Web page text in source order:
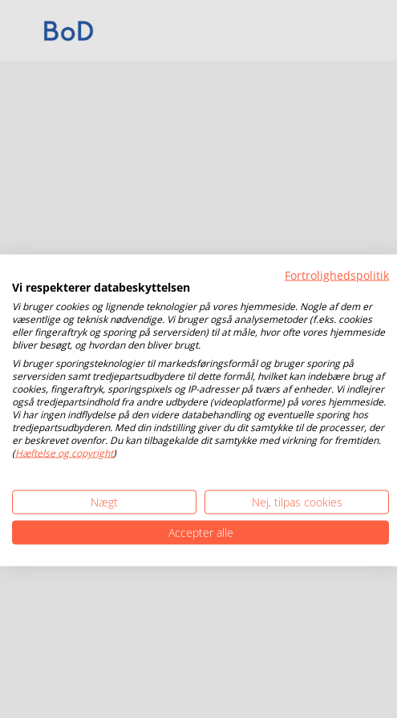
Fortrolighedspolitik
Vi respekterer databeskyttelsen
Vi bruger cookies og lignende teknologier på vores hjemmeside. Nogle af dem er
væsentlige og teknisk nødvendige. Vi bruger også analysemetoder (f.eks. cookies
eller fingeraftryk og sporing på serversiden) til at måle, hvor ofte vores hjemmeside
bliver besøgt, og hvordan den bliver brugt.
Vi bruger sporingsteknologier til markedsføringsformål og bruger sporing på
serversiden samt tredjepartsudbydere til dette formål, hvilket kan indebære brug af
cookies, fingeraftryk, sporingspixels og IP-adresser på tværs af enheder. Vi indlejrer
også tredjepartsindhold fra andre udbydere (videoplatforme) på vores hjemmeside.
Vi har ingen indflydelse på den videre databehandling og eventuelle sporing hos
tredjepartsudbyderen. Med din indstilling giver du dit samtykke til de processer, der
er beskrevet ovenfor. Du kan tilbagekalde dit samtykke med virkning for fremtiden.
(Hæftelse og copyright)
Nægt
Nej, tilpas cookies
Accepter alle